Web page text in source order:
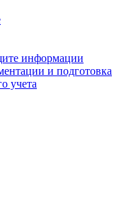
информации
и подготовка
учета